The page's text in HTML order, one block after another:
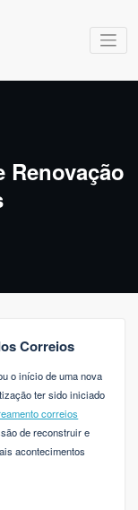
Renovação
Correios
o início de uma nova
ter sido iniciado
correios
de reconstruir e
acontecimentos